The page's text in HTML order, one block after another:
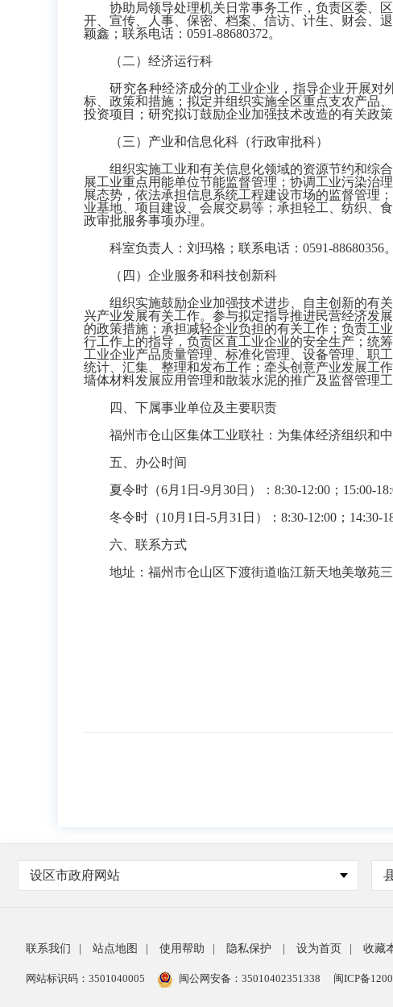
协助局领导处理机关日常事务工作，负责区委、区
开、宣传、人事、保密、档案、信访、计生、财会、
颖鑫；联系电话：0591-88680372。
（二）经济运行科
研究各种经济成分的工业企业，指导企业开展对外
标、政策和措施；拟定并组织实施全区重点支农产品
投资项目；研究拟订鼓励企业加强技术改造的有关政
（三） 产业和信息化科（行政审批科）
组织实施工业和有关信息化领域的资源节约和综合
展工业重点用能单位节能监督管理；协调工业污染治
展态势， 依法承担信息系统工程建设市场的监督管理
业基地、项目建设、会展交易等 ；承担轻工、纺织、
政审批服务事项办理。
科室负责人：刘玛格；联系电话：0591-88680356。
（四） 企业服务和科技创新科
组织实施鼓励企业加强技术进步、自主创新的有
兴产业发展有关工作。参与拟定指导推进民营经济发
的政策措施 ；承担减轻企业负担的有关工作；负责工
行工作上的指导，负责区直工业企业的安全生产；统
工业企业产品质量管理、标准化管理、设备管理、职
统计、汇集、整理和发布工作；牵头创意产业发展工作
墙体材料发展应用管理和散装水泥的推广及监督管理
四、下属事业单位及主要职责
福州市仓山区集体工业联社：为集体经济组织和中
五、办公时间
夏令时（6月1日-9月30日）：8:30-12:00；15:00-
冬令时（10月1日-5月31日）：8:30-12:00；14:30-
六、联系方式
地址：福州市仓山区下渡街道临江新天地美墩苑三
设区市政府网站
联系我们 站点地图 使用帮助 隐私保护 设为首页 收藏
网站标识码：3501040005 闽公网安备：35010402351338 闽ICP备